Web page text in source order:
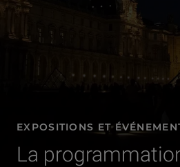
EXPOSITIONS ET
La